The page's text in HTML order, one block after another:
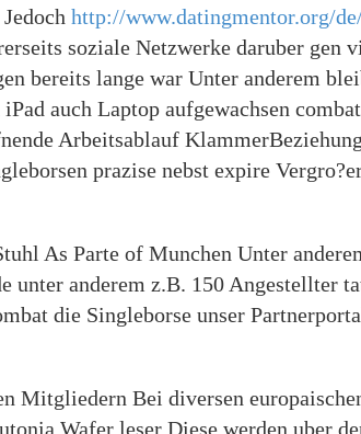
http://www.datingmentor.org/
soziale Netzwerke daruber gen
bereits lange war Unter anderem
auch Laptop aufgewachsen
Arbeitsablauf
prazise nebst expire
As Parte of Munchen Unter
unter anderem z.B. 150
die Singleborse unser
Bei diversen
Wafer leser Diese werden uber